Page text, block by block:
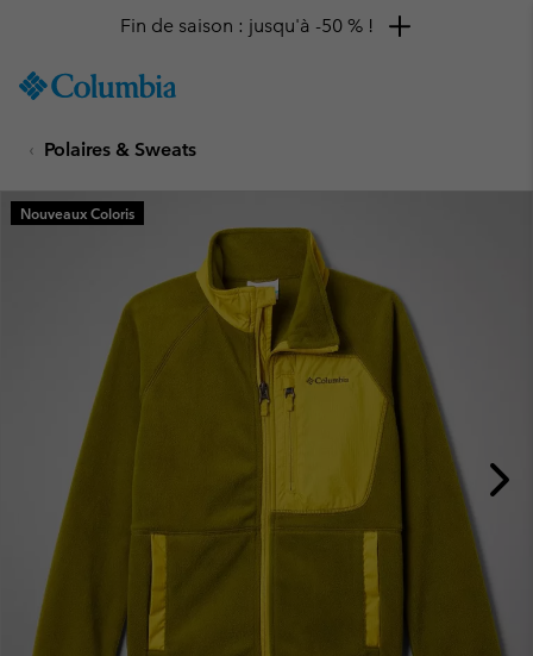
TO
SKIP
MAIN
NAV
SEARCH
Fin de saison : jusqu'à -50 % !
Polaires & Sweats
Nouveaux Coloris